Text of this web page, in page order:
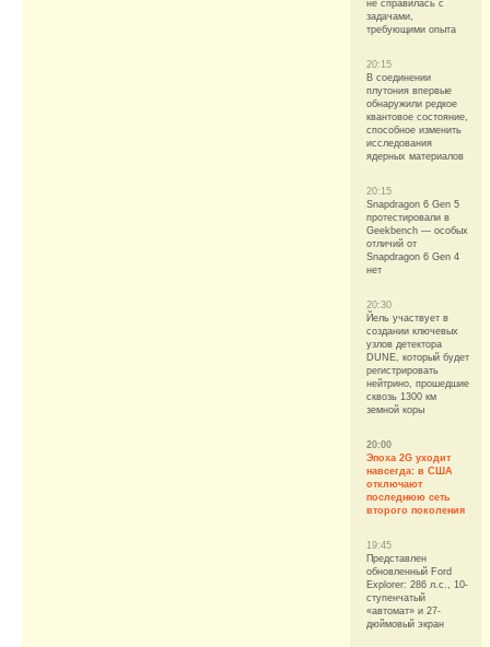
не справилась с
задачами,
требующими опыта
20:15
В соединении
плутония впервые
обнаружили редкое
квантовое состояние,
способное изменить
исследования
ядерных материалов
20:15
Snapdragon 6 Gen 5
протестировали в
Geekbench — особых
отличий от
Snapdragon 6 Gen 4
нет
20:30
Йель участвует в
создании ключевых
узлов детектора
DUNE, который будет
регистрировать
нейтрино, прошедшие
сквозь 1300 км
земной коры
20:00
Эпоха 2G уходит
навсегда: в США
отключают
последнюю сеть
второго поколения
19:45
Представлен
обновленный Ford
Explorer: 286 л.с., 10-
ступенчатый
«автомат» и 27-
дюймовый экран